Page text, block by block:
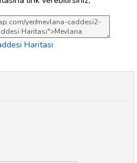
Haritası